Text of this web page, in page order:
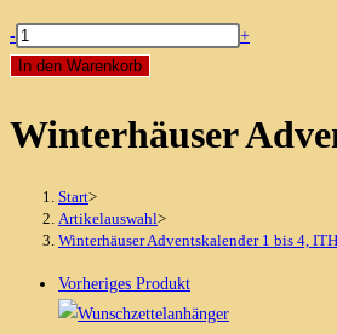
Winterhäuser
Adventskalender
bis
Stickdatei
-
+
In den Warenkorb
Winterhäuser
Start>
Artikelauswahl>
Winterhäuser Adventskalender 1 bis 4,
Vorheriges Produkt